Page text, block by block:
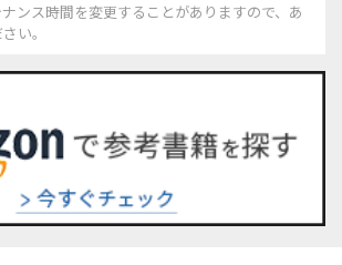
ンス時間を変更することがありますので、あ
い。